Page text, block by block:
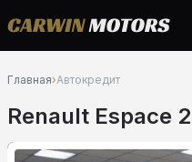
Главная›Автокредит
Renault Espace